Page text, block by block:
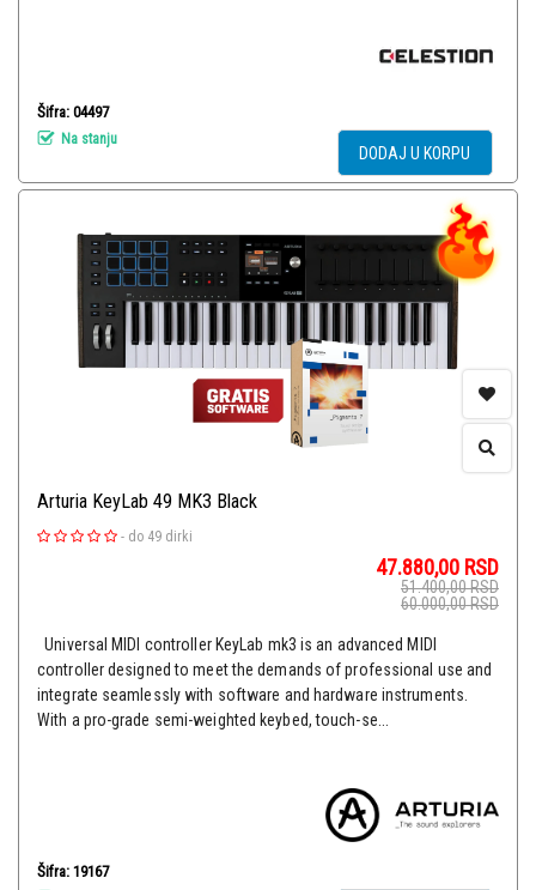
Šifra: 04497
Na stanju
DODAJ U KORPU
Arturia KeyLab 49 MK3 Black
- do 49 dirki
47.880,00 RSD
51.400,00RSD
60.000,00RSD
Universal MIDI controller KeyLab mk3 is an advanced MIDI
controller designed to meet the demands of professional use and
integrate seamlessly with software and hardware instruments.
With a pro-grade semi-weighted keybed, touch-se...
Šifra: 19167